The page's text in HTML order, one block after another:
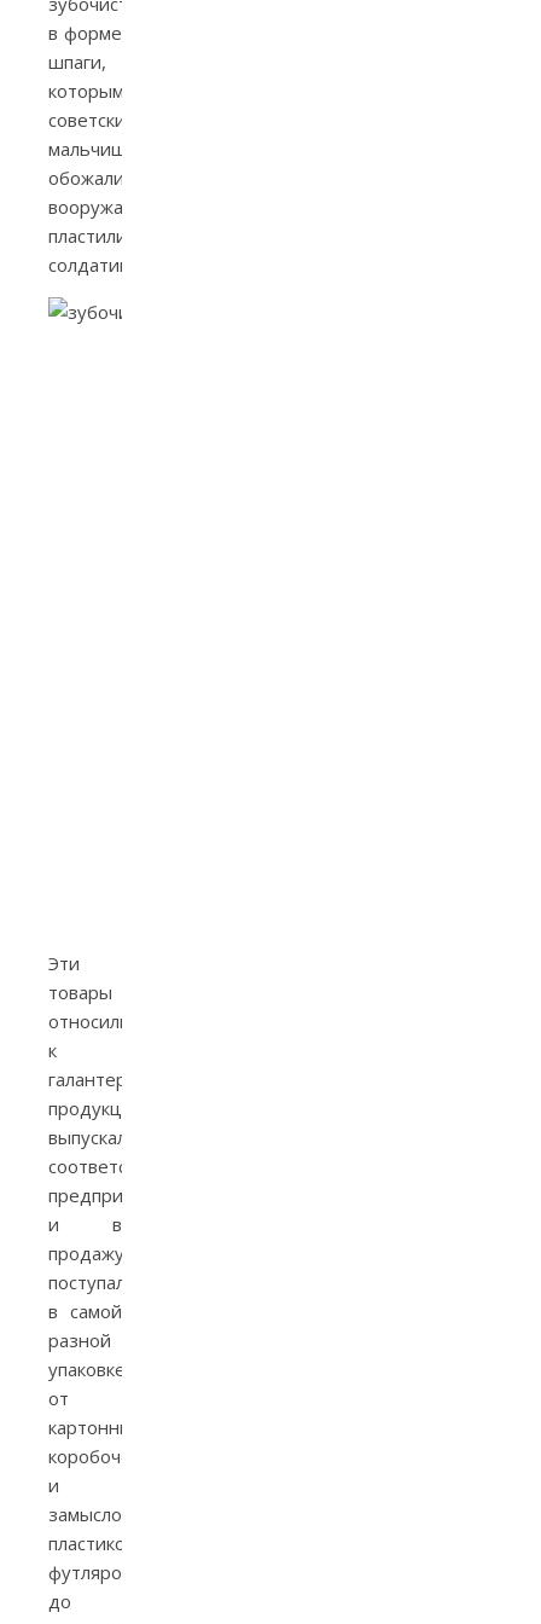
в форме
шпаги,
которыми
советские
мальчишки
обожали
вооружать
пластилиновых
солдатиков.
Эти
товары
относились
к
галантерейной
продукции,
выпускались
соответствующими
предприятиями
и в
продажу
поступали
в самой
разной
упаковке:
от
картонных
коробочек
и
замысловатых
пластиковых
футляров
до